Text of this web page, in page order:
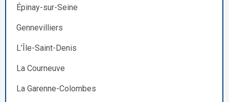
Épinay-sur-Seine
Gennevilliers
L’Île-Saint-Denis
La Courneuve
La Garenne-Colombes